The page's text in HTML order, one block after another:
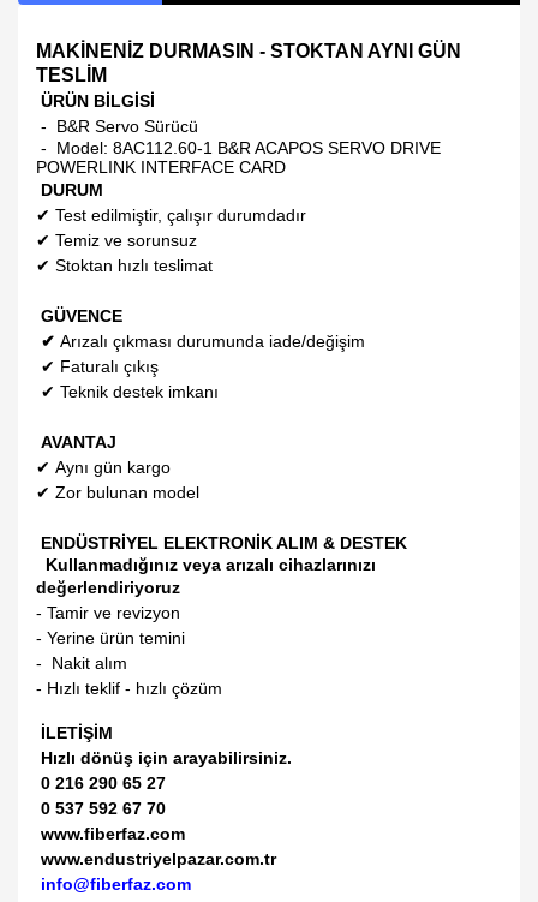
MAKİNENİZ DURMASIN - STOKTAN AYNI GÜN
TESLİM
ÜRÜN BİLGİSİ
- B&R Servo Sürücü
- Model: 8AC112.60-1 B&R ACAPOS SERVO DRIVE
POWERLINK INTERFACE CARD
DURUM
✔ Test edilmiştir, çalışır durumdadır
✔ Temiz ve sorunsuz
✔ Stoktan hızlı teslimat
GÜVENCE
✔ Arızalı çıkması durumunda iade/değişim
✔ Faturalı çıkış
✔ Teknik destek imkanı
AVANTAJ
✔ Aynı gün kargo
✔ Zor bulunan model
ENDÜSTRİYEL ELEKTRONİK ALIM & DESTEK
Kullanmadığınız veya arızalı cihazlarınızı
değerlendiriyoruz
- Tamir ve revizyon
- Yerine ürün temini
- Nakit alım
- Hızlı teklif - hızlı çözüm
İLETİŞİM
Hızlı dönüş için arayabilirsiniz.
0 216 290 65 27
0 537 592 67 70
www.fiberfaz.com
www.endustriyelpazar.com.tr
info@fiberfaz.com